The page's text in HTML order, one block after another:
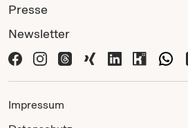
Presse
Newsletter
Impressum